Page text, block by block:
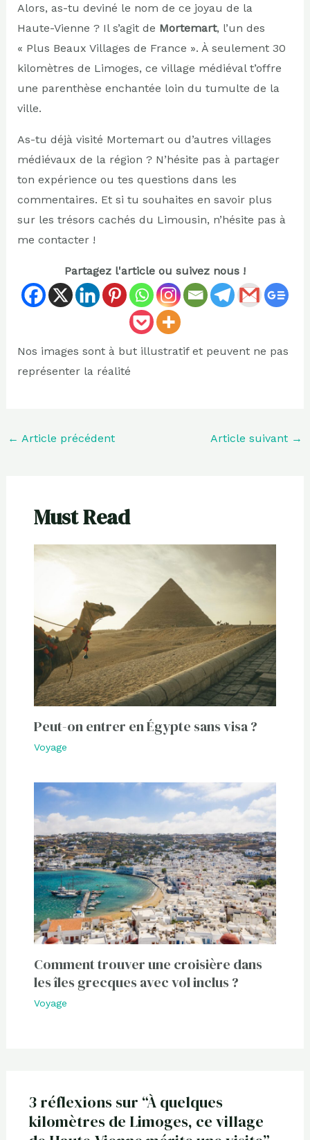
Alors, as-tu deviné le nom de ce joyau de la
Haute-Vienne ? Il s’agit de Mortemart, l’un des
« Plus Beaux Villages de France ». À seulement 30
kilomètres de Limoges, ce village médiéval t’offre
une parenthèse enchantée loin du tumulte de la
ville.
As-tu déjà visité Mortemart ou d’autres villages
médiévaux de la région ? N’hésite pas à partager
ton expérience ou tes questions dans les
commentaires. Et si tu souhaites en savoir plus
sur les trésors cachés du Limousin, n’hésite pas à
me contacter !
Partagez l'article ou suivez nous !
Nos images sont à but illustratif et peuvent ne pas
représenter la réalité
← Article précédent Article suivant →
Must Read
Peut-on entrer en Égypte sans visa ?
Voyage
Comment trouver une croisière dans
les îles grecques avec vol inclus ?
Voyage
3 réflexions sur “À quelques
kilomètres de Limoges, ce village